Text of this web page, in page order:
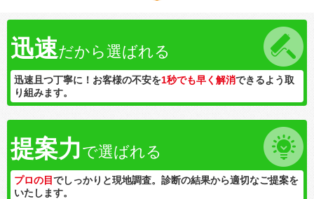
迅速だから選ばれる
迅速且つ丁寧に！お客様の不安を1秒でも早く解消できるよう取
り組みます。
提案力で選ばれる
プロの目でしっかりと現地調査。診断の結果から適切なご提案を
いたします。